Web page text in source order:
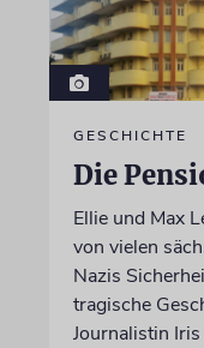
GESCHICHTE
Die
Ellie und Max
von vielen
Nazis
tragische
Journalistin